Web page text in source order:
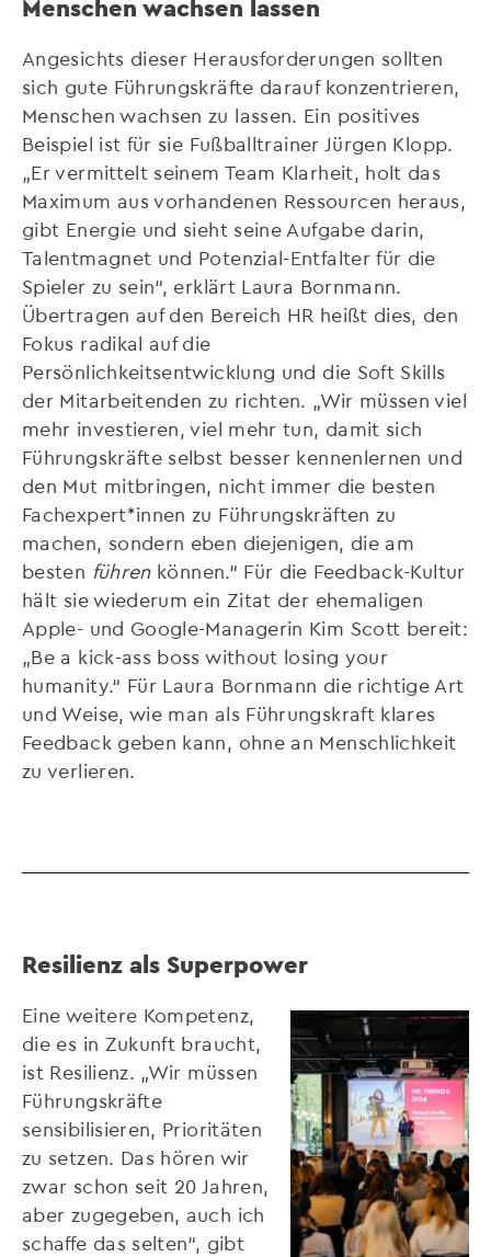
Menschen wachsen lassen
Angesichts dieser Herausforderungen sollten
sich gute Führungskräfte darauf konzentrieren,
Menschen wachsen zu lassen. Ein positives
Beispiel ist für sie Fußballtrainer Jürgen Klopp.
„Er vermittelt seinem Team Klarheit, holt das
Maximum aus vorhandenen Ressourcen heraus,
gibt Energie und sieht seine Aufgabe darin,
Talentmagnet und Potenzial-Entfalter für die
Spieler zu sein“, erklärt Laura Bornmann.
Übertragen auf den Bereich HR heißt dies, den
Fokus radikal auf die
Persönlichkeitsentwicklung und die Soft Skills
der Mitarbeitenden zu richten. „Wir müssen viel
mehr investieren, viel mehr tun, damit sich
Führungskräfte selbst besser kennenlernen und
den Mut mitbringen, nicht immer die besten
Fachexpert*innen zu Führungskräften zu
machen, sondern eben diejenigen, die am
besten führenkönnen.“ Für die Feedback-Kultur
hält sie wiederum ein Zitat der ehemaligen
Apple- und Google-Managerin Kim Scott bereit:
„Be a kick-ass boss without losing your
humanity.“ Für Laura Bornmann die richtige Art
und Weise, wie man als Führungskraft klares
Feedback geben kann, ohne an Menschlichkeit
zu verlieren.
Resilienz als Superpower
Eine weitere Kompetenz,
die es in Zukunft braucht,
ist Resilienz. „Wir müssen
Führungskräfte
sensibilisieren, Prioritäten
zu setzen. Das hören wir
zwar schon seit 20 Jahren,
aber zugegeben, auch ich
schaffe das selten“, gibt